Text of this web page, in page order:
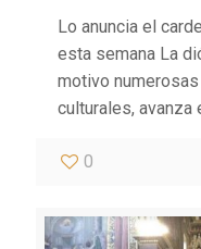
Lo anuncia el
esta semana La
motivo
culturales, avanza
0